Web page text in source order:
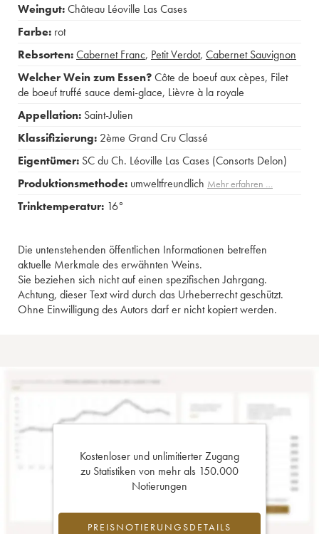
Weingut:Château Léoville Las Cases
Farbe: rot
Rebsorten:Cabernet Franc, Petit Verdot, Cabernet Sauvignon
Welcher Wein zum Essen?Côte de boeuf aux cèpes, Filet
de boeuf truffé sauce demi-glace, Lièvre à la royale
Appellation: Saint-Julien
Klassifizierung: 2ème Grand Cru Classé
Eigentümer: SC du Ch. Léoville Las Cases (Consorts Delon)
Produktionsmethode: umweltfreundlich Mehr erfahren …
Trinktemperatur: 16°
Die untenstehenden öffentlichen Informationen betreffen
aktuelle Merkmale des erwähnten Weins.
Sie beziehen sich nicht auf einen spezifischen Jahrgang.
Achtung, dieser Text wird durch das Urheberrecht geschützt.
Ohne Einwilligung des Autors darf er nicht kopiert werden.
Kostenloser und unlimitierter Zugang
zu Statistiken von mehr als 150.000
Notierungen
PREISNOTIERUNGSDETAILS